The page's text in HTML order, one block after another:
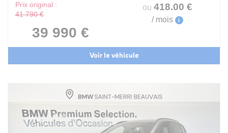
Prix original :
41 790 €
39 990 €
ou 418.00 €
/ mois i
Voir le véhicule